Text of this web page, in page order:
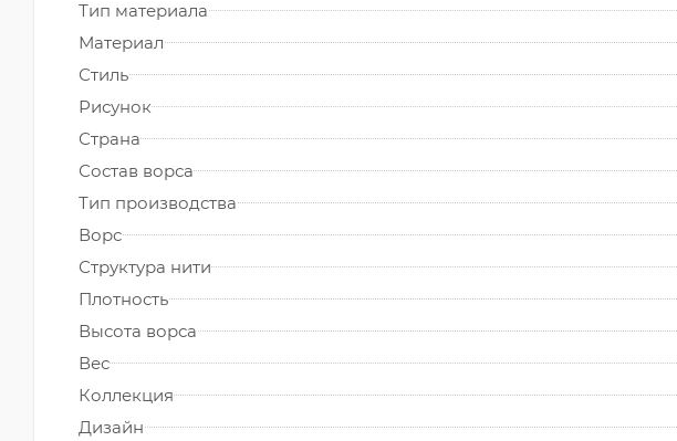
Тип материала
Материал
Стиль
Рисунок
Страна
Состав ворса
Тип производства
Ворс
Структура нити
Плотность
Высота ворса
Вес
Коллекция
Дизайн